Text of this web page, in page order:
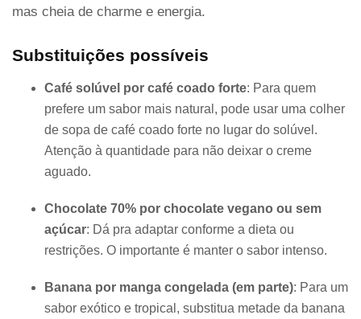
mas cheia de charme e energia.
Substituições possíveis
Café solúvel por café coado forte: Para quem
prefere um sabor mais natural, pode usar uma colher
de sopa de café coado forte no lugar do solúvel.
Atenção à quantidade para não deixar o creme
aguado.
Chocolate 70% por chocolate vegano ou sem
açúcar: Dá pra adaptar conforme a dieta ou
restrições. O importante é manter o sabor intenso.
Banana por manga congelada (em parte): Para um
sabor exótico e tropical, substitua metade da banana